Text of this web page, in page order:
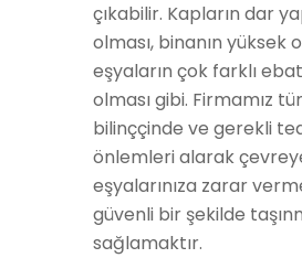
çıkabilir. Kapların dar
olması, binanın yüksek
eşyaların çok farklı
olması gibi. Firmamız
bilinççinde ve gerekli
önlemleri alarak
eşyalarınıza zarar
güvenli bir şekilde
sağlamaktır.